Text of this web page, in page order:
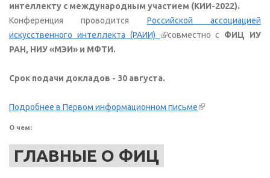
интеллекту с международным участием (КИИ-2022).
Конференция проводится Российской ассоциацией
искусственного интеллекта (РАИИ)
(внешняя ссылка)
совместно с ФИЦ ИУ
РАН, НИУ «МЭИ» и МФТИ.
Срок подачи докладов - 30 августа.
Подробнее в Первом информационном письме(внешняя
О чем:
ГЛАВНЫЕ О ФИЦ